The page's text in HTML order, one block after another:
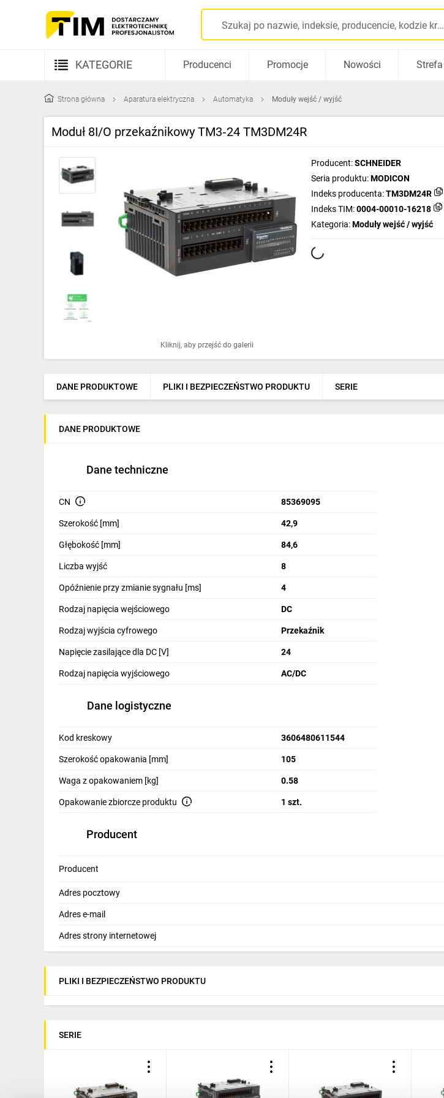
Szukaj po nazwie, indeksie, producencie, kodzie kreskowym...
KATEGORIE
Kable i przewody
Rozdzielnice i obudowy
Elementy prowadzenia kabli
Gniazda i łączniki
Oprawy oświetleniowe
Pompy ciepła
Ogrzewanie
Elektronarzędzia i mierniki
Dom i ogród
Odzież ochronna i BHP
Inne
Budowa i Remont
Elektronika
Smart home
Elektromobilność
Telewizja naziemna i satelitarna
Wentylacja i rekuperacja
Producenci Promocje Nowości
Strona główna Aparatura elektryczna Automatyka Moduły wejść / wyjść
Moduł 8I/O przekaźnikowy TM3‑24 TM3DM24R
Kliknij, aby przejść do galerii
Producent:SCHNEIDER
Seria produktu:MODICON
Indeks producenta:TM3DM24R
Indeks TIM:0004-00010-16218
Kategoria:Moduły wejść / wyjść
DANE PRODUKTOWE PLIKI I BEZPIECZEŃSTWO PRODUKTU SERIE
DANE PRODUKTOWE
Dane techniczne
CN 85369095
Szerokość [mm] 42,9
Głębokość [mm] 84,6
Liczba wyjść 8
Opóźnienie przy zmianie sygnału [ms] 4
Rodzaj napięcia wejściowego DC
Rodzaj wyjścia cyfrowego Przekaźnik
Napięcie zasilające dla DC [V] 24
Rodzaj napięcia wyjściowego AC/DC
Dane logistyczne
Kod kreskowy 3606480611544
Szerokość opakowania [mm] 105
Waga z opakowaniem [kg] 0.58
Opakowanie zbiorcze produktu 1 szt.
Producent
Producent
Adres pocztowy
Adres e-mail
Adres strony internetowej
PLIKI I BEZPIECZEŃSTWO PRODUKTU
SERIE